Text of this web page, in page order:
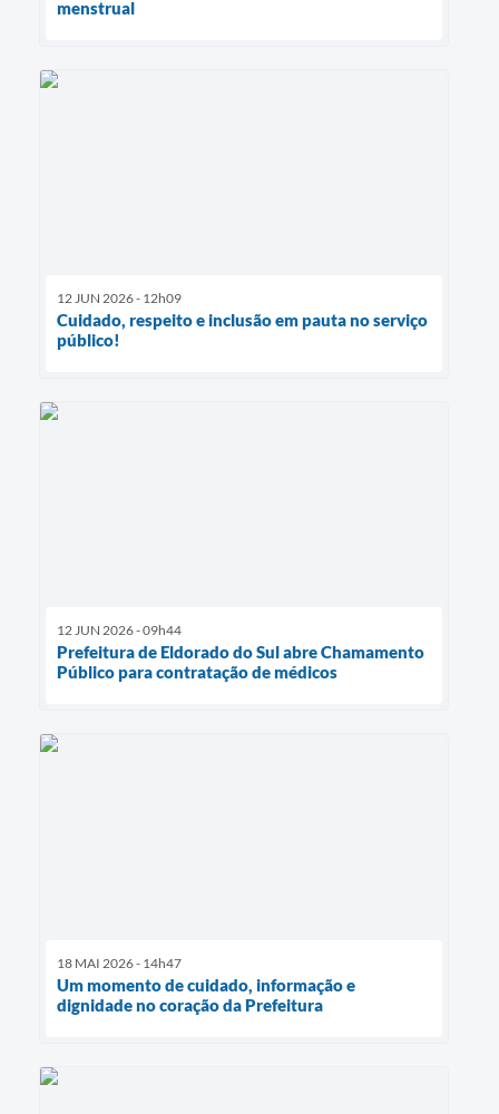
menstrual
12 JUN 2026 - 12h09
Cuidado, respeito e inclusão em pauta no serviço
público!
12 JUN 2026 - 09h44
Prefeitura de Eldorado do Sul abre Chamamento
Público para contratação de médicos
18 MAI 2026 - 14h47
Um momento de cuidado, informação e
dignidade no coração da Prefeitura